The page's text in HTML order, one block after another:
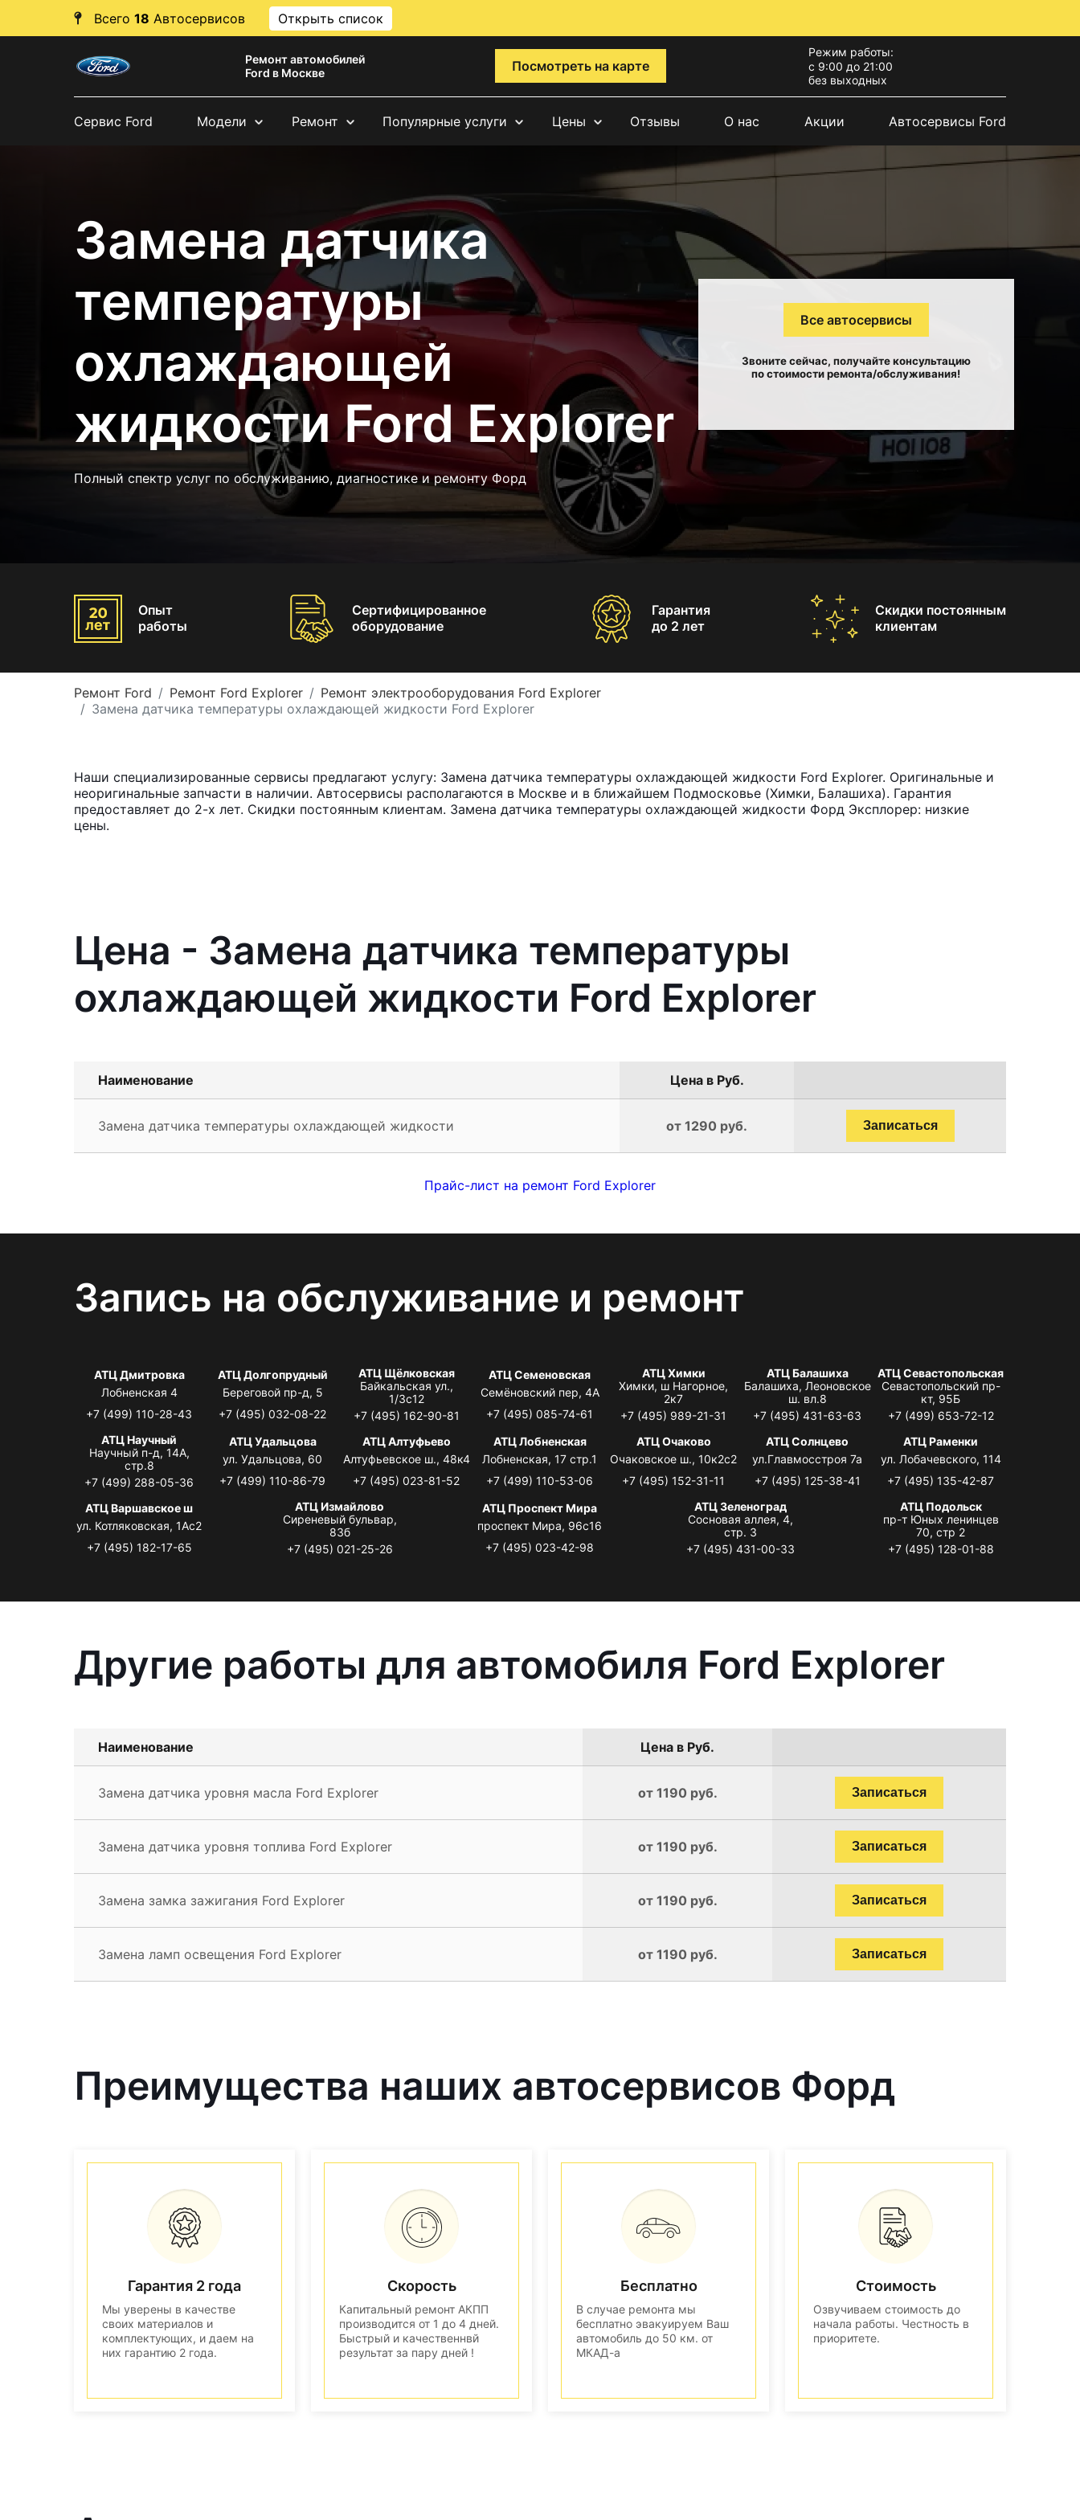
Всего 18 Автосервисов Открыть список
Ремонт автомобилей
Ford в Москве
Посмотреть на карте
Режим работы:
с 9:00 до 21:00
без выходных
Сервис Ford Модели Ремонт Популярные услуги Цены Отзывы О нас Акции Автосервисы Ford
Замена датчика
температуры
охлаждающей
жидкости Ford Explorer
Полный спектр услуг по обслуживанию, диагностике и ремонту Форд
Все автосервисы
Звоните сейчас, получайте консультацию
по стоимости ремонта/обслуживания!
Опыт
работы
Сертифицированное
оборудование
Гарантия
до 2 лет
Скидки постоянным
клиентам
Ремонт Ford Ремонт Ford Explorer
Ремонт электрооборудования Ford Explorer
Замена датчика температуры охлаждающей жидкости Ford Explorer
Наши специализированные сервисы предлагают услугу: Замена датчика температуры охлаждающей жидкости Ford Explorer. Оригинальные и
неоригинальные запчасти в наличии. Автосервисы располагаются в Москве и в ближайшем Подмосковье (Химки, Балашиха). Гарантия
предоставляет до 2-х лет. Скидки постоянным клиентам. Замена датчика температуры охлаждающей жидкости Форд Эксплорер: низкие
цены.
Цена - Замена датчика температуры
охлаждающей жидкости Ford Explorer
Наименование Цена в Руб.
Замена датчика температуры охлаждающей жидкости от 1290 руб. Записаться
Прайс-лист на ремонт Ford Explorer
Запись на обслуживание и ремонт
АТЦ Дмитровка
Лобненская 4
+7 (499) 110-28-43
АТЦ Долгопрудный
Береговой пр-д, 5
+7 (495) 032-08-22
АТЦ Щёлковская
Байкальская ул.,
1/3с12
+7 (495) 162-90-81
АТЦ Семеновская
Семёновский пер, 4А
+7 (495) 085-74-61
АТЦ Химки
Химки, ш Нагорное,
2к7
+7 (495) 989-21-31
АТЦ Балашиха
Балашиха, Леоновское
ш. вл.8
+7 (495) 431-63-63
АТЦ Севастопольская
Севастопольский пр-
кт, 95Б
+7 (499) 653-72-12
АТЦ Научный
Научный п-д, 14А,
стр.8
+7 (499) 288-05-36
АТЦ Удальцова
ул. Удальцова, 60
+7 (499) 110-86-79
АТЦ Алтуфьево
Алтуфьевское ш., 48к4
+7 (495) 023-81-52
АТЦ Лобненская
Лобненская, 17 стр.1
+7 (499) 110-53-06
АТЦ Очаково
Очаковское ш., 10к2с2
+7 (495) 152-31-11
АТЦ Солнцево
ул.Главмосстроя 7а
+7 (495) 125-38-41
АТЦ Раменки
ул. Лобачевского, 114
+7 (495) 135-42-87
АТЦ Варшавское ш
ул. Котляковская, 1Ас2
+7 (495) 182-17-65
АТЦ Измайлово
Сиреневый бульвар,
83б
+7 (495) 021-25-26
АТЦ Проспект Мира
проспект Мира, 96с16
+7 (495) 023-42-98
АТЦ Зеленоград
Сосновая аллея, 4,
стр. 3
+7 (495) 431-00-33
АТЦ Подольск
пр-т Юных ленинцев
70, стр 2
+7 (495) 128-01-88
Другие работы для автомобиля Ford Explorer
Наименование Цена в Руб.
Замена датчика уровня масла Ford Explorer от 1190 руб. Записаться
Замена датчика уровня топлива Ford Explorer от 1190 руб. Записаться
Замена замка зажигания Ford Explorer от 1190 руб. Записаться
Замена ламп освещения Ford Explorer от 1190 руб. Записаться
Преимущества наших автосервисов Форд
Гарантия 2 года
Мы уверены в качестве
своих материалов и
комплектующих, и даем на
них гарантию 2 года.
Скорость
Капитальный ремонт АКПП
производится от 1 до 4 дней.
Быстрый и качественнвй
результат за пару дней !
Бесплатно
В случае ремонта мы
бесплатно эвакуируем Ваш
автомобиль до 50 км. от
МКАД-а
Стоимость
Озвучиваем стоимость до
начала работы. Честность в
приоритете.